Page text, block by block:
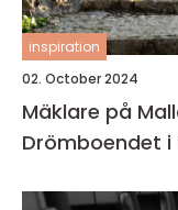
inspiration
02. October 2024
Mäklare på
Drömboendet i